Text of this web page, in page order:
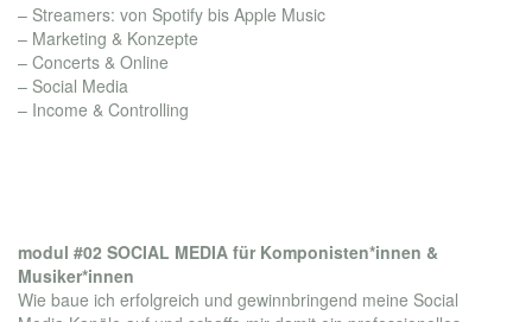
– Streamers: von Spotify bis Apple Music
– Marketing & Konzepte
– Concerts & Online
– Social Media
– Income & Controlling
modul #02 SOCIAL MEDIA für Komponisten*innen &
Musiker*innen
Wie baue ich erfolgreich und gewinnbringend meine Social